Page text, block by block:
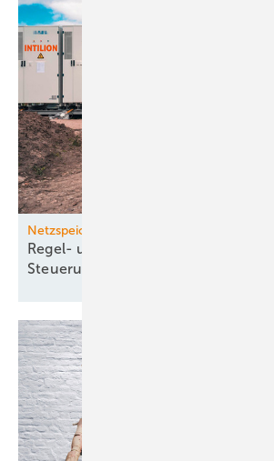
Netzspeicher
Regel- und Handels­energie aus
Steuerungstechnik